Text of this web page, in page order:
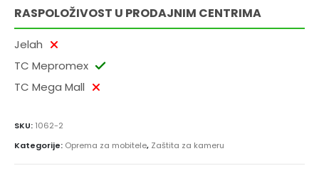
RASPOLOŽIVOST U PRODAJNIM CENTRIMA
Jelah
TC Mepromex
TC Mega Mall
SKU: 1062-2
Kategorije: Oprema za mobitele, Zaštita za kameru